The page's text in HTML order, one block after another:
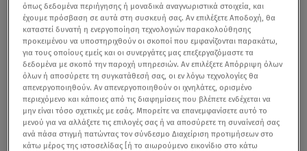
όπως δεδομένα περιήγησης ή μοναδικά αναγνωριστικά στοιχεία, και
έχουμε πρόσβαση σε αυτά στη συσκευή σας. Αν επιλέξετε Αποδοχή, θα
καταστεί δυνατή η ενεργοποίηση τεχνολογιών παρακολούθησης
προκειμένου να υποστηριχθούν οι σκοποί που εμφανίζονται παρακάτω,
για τους οποίους εμείς και οι συνεργάτες μας επεξεργαζόμαστε τα
δεδομένα με σκοπό την παροχή υπηρεσιών. Αν επιλέξετε Απόρριψη όλων
όλων ή αποσύρετε τη συγκατάθεσή σας, οι εν λόγω τεχνολογίες θα
απενεργοποιηθούν. Αν απενεργοποιηθούν οι ιχνηλάτες, ορισμένο
περιεχόμενο και κάποιες από τις διαφημίσεις που βλέπετε ενδέχεται να
μην είναι τόσο σχετικές με εσάς. Μπορείτε να επανεμφανίσετε αυτό το
μενού για να αλλάξετε τις επιλογές σας ή να αποσύρετε τη συναίνεσή σας
ανά πάσα στιγμή πατώντας τον σύνδεσμο Διαχείριση προτιμήσεων στο
κάτω μέρος της ιστοσελίδας [ή το αιωρούμενο εικονίδιο στο κάτω